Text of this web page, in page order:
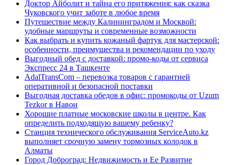
Доктор Айболит и тайна его притяжения: как сказка
Чуковского учит заботе в любое время
Путешествие между Калининградом и Москвой:
удобные маршруты и современные возможности
Как выбрать и купить кожаный фартук для мастерской:
особенности, преимущества и рекомендации по уходу
Выгодный обед с доставкой: промо-коды от сервиса
Экспресс 24 в Ташкенте
AdalTransCom – перевозка товаров с гарантией
оперативной и безопасной поставки
Выгодная доставка обедов в офис: промокоды от Uzum
Tezkor в Навои
Хорошие платные московские школы в центре. Как
определить подходящую вашему ребенку?
Станция технического обслуживания ServiceAuto.kz
выполняет срочную замену тормозных колодок в
Алматы
Город Доброград: Недвижимость и Ее Развитие